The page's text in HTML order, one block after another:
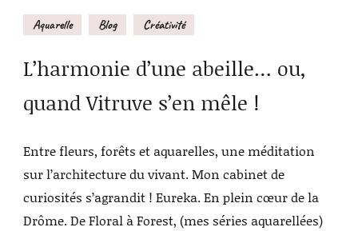
Aquarelle Blog Créativité
L’harmonie d’une abeille… ou,
quand Vitruve s’en mêle !
Entre fleurs, forêts et aquarelles, une méditation
sur l’architecture du vivant. Mon cabinet de
curiosités s’agrandit ! Eureka. En plein cœur de la
Drôme. De Floral à Forest, (mes séries aquarellées)